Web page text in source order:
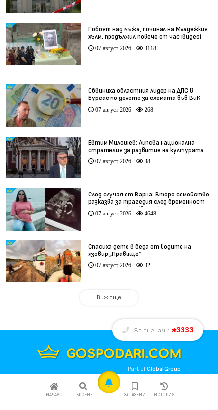
Побоят над мъжа, починал на Младежкия
хълм, продължил повече от час (видео)
07 август 2026 3118
Обвиниха областния лидер на ДПС в
Бургас по делото за схемата във ВиК
07 август 2026 268
Евтим Милошев: Липсва национална
стратегия за развитие на културата
(видео)
07 август 2026 38
След случая от Варна: Второ семейство
разказва за трагедия след бременност
при същия лекар (видео)
07 август 2026 4648
Спасиха дете в беда от водите на
язовир „Правище“
07 август 2026 32
Виж още
НАЧАЛО ТЪРСЕНЕ ЗАПАЗЕНИ ИСТОРИЯ
За сигнали: 3333
Part ofGlobal Group